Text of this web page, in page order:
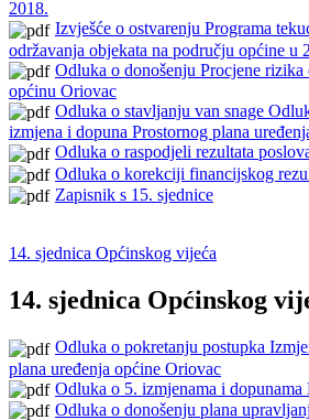
2018.
Izvješće o ostvarenju Programa
održavanja objekata na području općine u
Odluka o donošenju Procjene rizika
općinu Oriovac
Odluka o stavljanju van snage
izmjena i dopuna Prostornog plana
Odluka o raspodjeli rezultata
Odluka o korekciji financijskog
Zapisnik s 15. sjednice
14. sjednica Općinskog vijeća
14. sjednica Općinskog
Odluka o pokretanju postupka
plana uređenja općine Oriovac
Odluka o 5. izmjenama i dopunama
Odluka o donošenju plana